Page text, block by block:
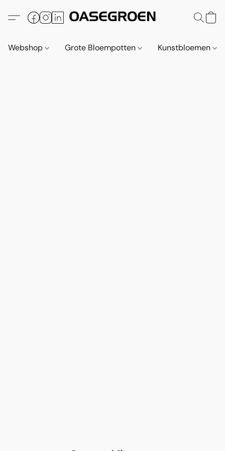
Webshop Grote Bloempotten Kunstbloemen